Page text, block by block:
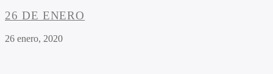
26 DE ENERO
26 enero, 2020